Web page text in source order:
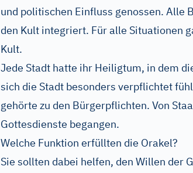
und politischen Einfluss genossen. Alle
den Kult integriert. Für alle Situationen
Kult.
Jede Stadt hatte ihr Heiligtum, in dem
sich die Stadt besonders verpflichtet
gehörte zu den Bürgerpflichten. Von
Gottesdienste begangen.
Welche Funktion erfüllten die Orakel?
Sie sollten dabei helfen, den Willen der